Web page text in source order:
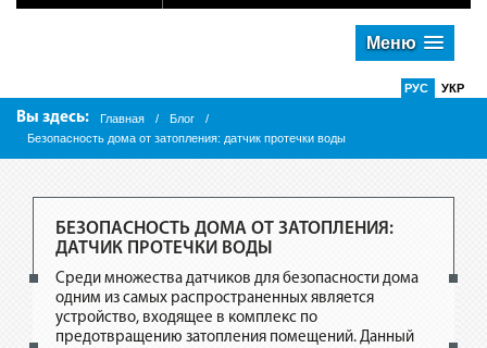
Меню
РУС УКР
Вы здесь: Главная / Блог
/
Безопасность дома от затопления: датчик протечки воды
БЕЗОПАСНОСТЬ ДОМА ОТ ЗАТОПЛЕНИЯ:
ДАТЧИК ПРОТЕЧКИ ВОДЫ
Среди множества датчиков для безопасности дома
одним из самых распространенных является
устройство, входящее в комплекс по
предотвращению затопления помещений. Данный